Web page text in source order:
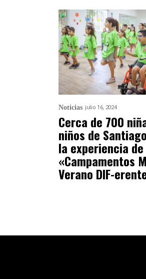
Noticias julio 16, 2024
Cerca de 700
niños de
la experiencia de
«Campamentos
Verano DIF-